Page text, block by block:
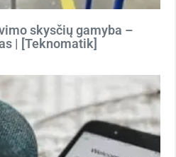
skysčių gamyba –
| [Teknomatik]